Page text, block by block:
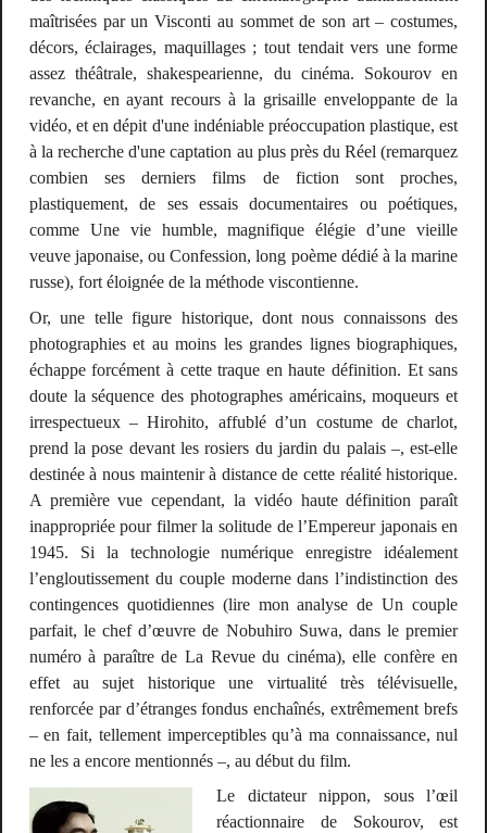
maîtrisées par un Visconti au sommet de son art – costumes,
décors, éclairages, maquillages ; tout tendait vers une forme
assez théâtrale, shakespearienne, du cinéma. Sokourov en
revanche, en ayant recours à la grisaille enveloppante de la
vidéo, et en dépit d'une indéniable préoccupation plastique, est
à la recherche d'une captation au plus près du Réel (remarquez
combien ses derniers films de fiction sont proches,
plastiquement, de ses essais documentaires ou poétiques,
comme Une vie humble, magnifique élégie d’une vieille
veuve japonaise, ouConfession, long poème dédié à la marine
russe), fort éloignée de la méthode viscontienne.
Or, une telle figure historique, dont nous connaissons des
photographies et au moins les grandes lignes biographiques,
échappe forcément à cette traque en haute définition. Et sans
doute la séquence des photographes américains, moqueurs et
irrespectueux – Hirohito, affublé d’un costume de charlot,
prend la pose devant les rosiers du jardin du palais –, est-elle
destinée à nous maintenir à distance de cette réalité historique.
A première vue cependant, la vidéo haute définition paraît
inappropriée pour filmer la solitude de l’Empereur japonais en
1945. Si la technologie numérique enregistre idéalement
l’engloutissement du couple moderne dans l’indistinction des
contingences quotidiennes (lire mon analyse deUn couple
parfait, le chef d’œuvre de Nobuhiro Suwa, dans le premier
numéro à paraître de La Revue du cinéma), elle confère en
effet au sujet historique une virtualité très télévisuelle,
renforcée par d’étranges fondus enchaînés, extrêmement brefs
– en fait, tellement imperceptibles qu’à ma connaissance, nul
ne les a encore mentionnés –, au début du film.
Le dictateur nippon, sous l’œil
réactionnaire de Sokourov, est